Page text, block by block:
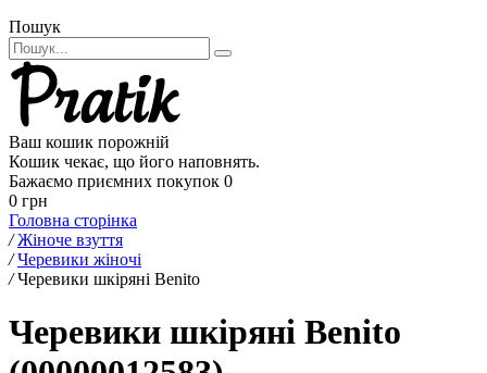
Пошук
Ваш кошик порожній
Кошик чекає, що його наповнять.
Бажаємо приємних покупок 0
0 грн
Головна сторінка
/ Жіноче взуття
/ Черевики жіночі
/ Черевики шкіряні Benito
Черевики шкіряні Benito